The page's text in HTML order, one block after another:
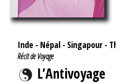
Inde - Népal - Singapour -
Récit de Voyage
L’Antivoyage